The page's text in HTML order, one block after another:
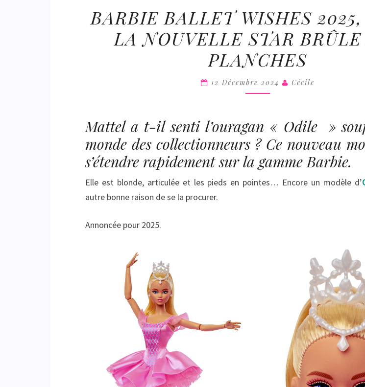
BALLET
WISHES
2025,
ODILE
NOUVELLE
BRÛLE
LES
PLANCHES
BARBIE BALLET WISHES
LA NOUVELLE STAR
PLANCHES
12 Décembre 2024 Cécile
Mattel a t-il senti l’ouragan « Odile »
monde des collectionneurs ? Ce nouveau
s’étendre rapidement sur la gamme Barbie.
Elle est blonde, articulée et les pieds en pointes… Encore un modèle d’
autre bonne raison de se la procurer.
Annoncée pour 2025.